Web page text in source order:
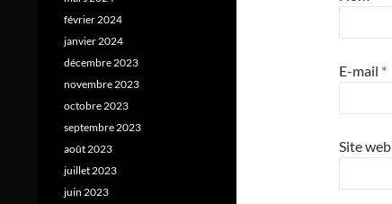
E-mail *
Site web
février 2024
janvier 2024
décembre 2023
novembre 2023
octobre 2023
septembre 2023
août 2023
juillet 2023
juin 2023